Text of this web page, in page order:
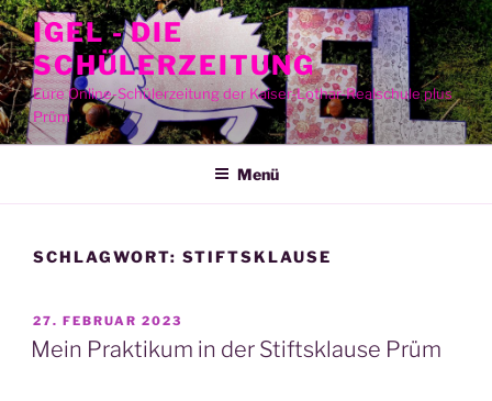
Zum
Inhalt
springen
IGEL - DIE
SCHÜLERZEITUNG
Eure Online-Schülerzeitung der Kaiser-Lothar-Realschule plus
Prüm
Menü
SCHLAGWORT: STIFTSKLAUSE
VERÖFFENTLICHT
AM
27. FEBRUAR 2023
Mein Praktikum in der Stiftsklause Prüm